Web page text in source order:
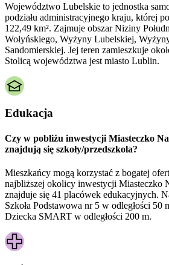
Województwo Lubelskie to jednostka
podziału administracyjnego kraju, której
122,49 km². Zajmuje obszar Niziny
Wołyńskiego, Wyżyny Lubelskiej,
Sandomierskiej. Jej teren zamieszkuje
Stolicą województwa jest miasto Lublin.
Edukacja
Czy w pobliżu inwestycji Miasteczko
znajdują się szkoły/przedszkola?
Mieszkańcy mogą korzystać z bogatej
najbliższej okolicy inwestycji Miasteczko
znajduje się 41 placówek edukacyjnych.
Szkoła Podstawowa nr 5 w odległości
Dziecka SMART w odległości 200 m.